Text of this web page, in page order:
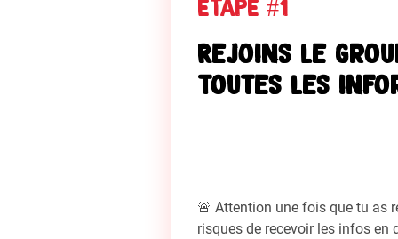
ETAPE #1
Rejoins le
toutes les
🚨 Attention une fois que tu as
risques de recevoir les infos en